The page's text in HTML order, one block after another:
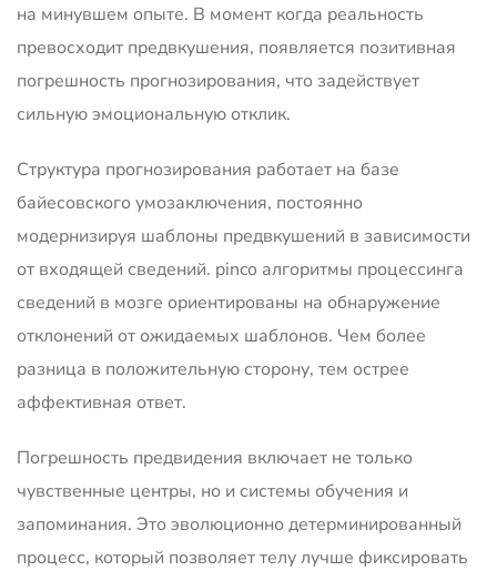
на минувшем опыте. В момент когда реальность
превосходит предвкушения, появляется позитивная
погрешность прогнозирования, что задействует
сильную эмоциональную отклик.
Структура прогнозирования работает на базе
байесовского умозаключения, постоянно
модернизируя шаблоны предвкушений в зависимости
от входящей сведений. pinco алгоритмы процессинга
сведений в мозге ориентированы на обнаружение
отклонений от ожидаемых шаблонов. Чем более
разница в положительную сторону, тем острее
аффективная ответ.
Погрешность предвидения включает не только
чувственные центры, но и системы обучения и
запоминания. Это эволюционно детерминированный
процесс, который позволяет телу лучше фиксировать